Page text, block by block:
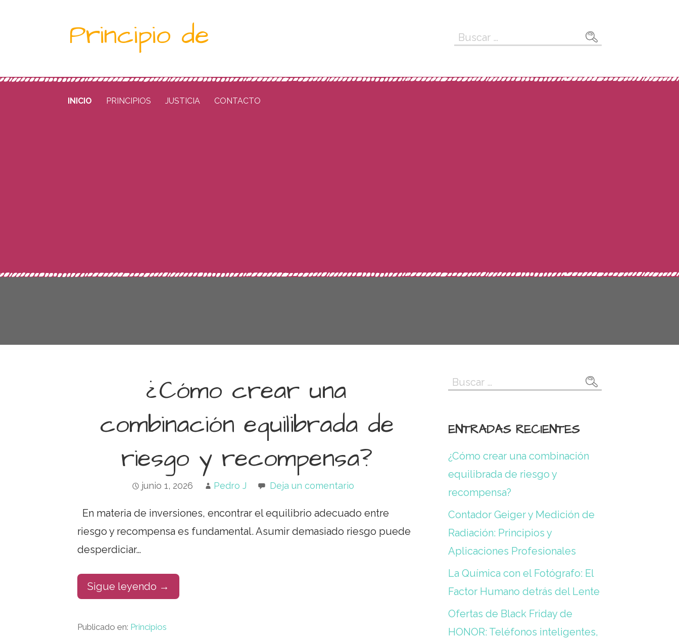
Principio de Buscar:
INICIO PRINCIPIOS JUSTICIA CONTACTO
¿Cómo crear una
combinación equilibrada de
riesgo y recompensa?
junio 1, 2026 Pedro J Deja un comentario
En materia de inversiones, encontrar el equilibrio adecuado entre
riesgo y recompensa es fundamental. Asumir demasiado riesgo puede
desperdiciar…
Sigue leyendo →
Publicado en: Principios
Buscar:
ENTRADAS RECIENTES
¿Cómo crear una combinación
equilibrada de riesgo y
recompensa?
Contador Geiger y Medición de
Radiación: Principios y
Aplicaciones Profesionales
La Química con el Fotógrafo: El
Factor Humano detrás del Lente
Ofertas de Black Friday de
HONOR: Teléfonos inteligentes,